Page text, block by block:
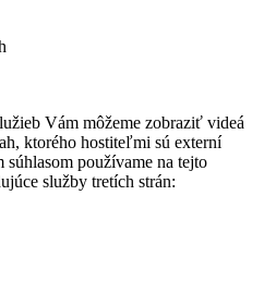
Vám môžeme zobraziť videá
ktorého hostiteľmi sú externí
súhlasom používame na tejto
služby tretích strán: